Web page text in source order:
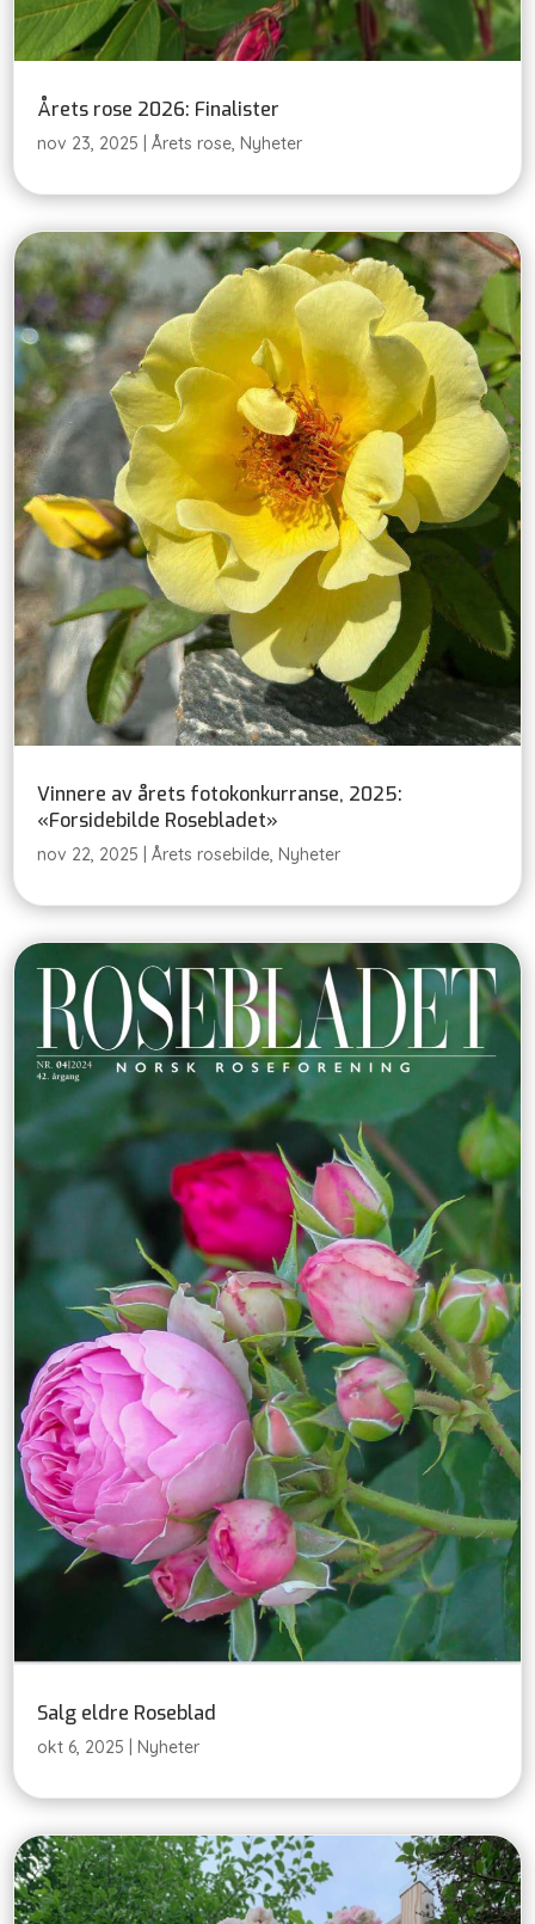
Årets rose 2026: Finalister
nov 23, 2025 |Årets rose,Nyheter
Vinnere av årets fotokonkurranse, 2025:
«Forsidebilde Rosebladet»
nov 22, 2025 |Årets rosebilde,Nyheter
Salg eldre Roseblad
okt 6, 2025 |Nyheter